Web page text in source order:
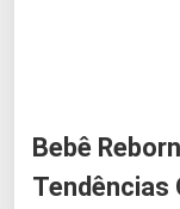
Bebê
Tendências